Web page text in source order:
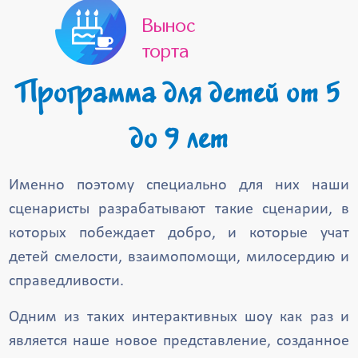
Вынос
торта
Программа для детей от 5
до 9 лет
Именно поэтому специально для них наши
сценаристы разрабатывают такие сценарии, в
которых побеждает добро, и которые учат
детей смелости, взаимопомощи, милосердию и
справедливости.
Одним из таких интерактивных шоу как раз и
является наше новое представление, созданное